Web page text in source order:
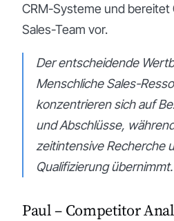
CRM-Systeme und bereitet
Sales-Team vor.
Der entscheidende
Menschliche Sales-
konzentrieren sich auf
und Abschlüsse,
zeitintensive Recherche
Qualifizierung übernimmt.
Paul – Competitor